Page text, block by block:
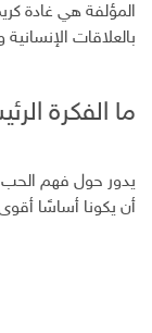
المؤلفة هي غادة
بالعلاقات
ما الفكرة
يدور حول فهم
أن يكونا أساسًا